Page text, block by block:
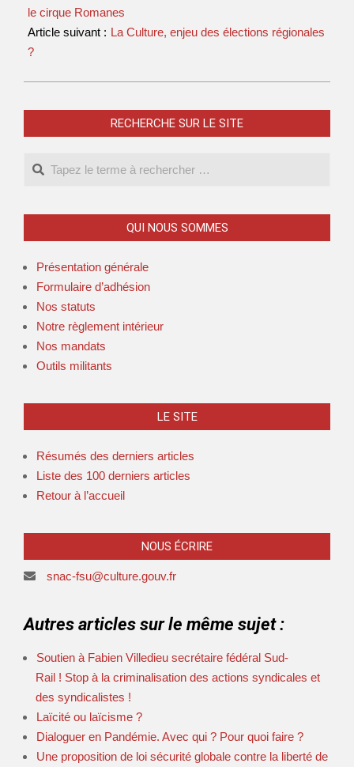
le cirque Romanes
Article suivant : La Culture, enjeu des élections régionales
?
RECHERCHE SUR LE SITE
QUI NOUS SOMMES
Présentation générale
Formulaire d’adhésion
Nos statuts
Notre règlement intérieur
Nos mandats
Outils militants
LE SITE
Résumés des derniers articles
Liste des 100 derniers articles
Retour à l’accueil
NOUS ÉCRIRE
snac-fsu@culture.gouv.fr
Autres articles sur le même sujet :
Soutien à Fabien Villedieu secrétaire fédéral Sud-
Rail ! Stop à la criminalisation des actions syndicales et
des syndicalistes !
Laïcité ou laïcisme ?
Dialoguer en Pandémie. Avec qui ? Pour quoi faire ?
Une proposition de loi sécurité globale contre la liberté de